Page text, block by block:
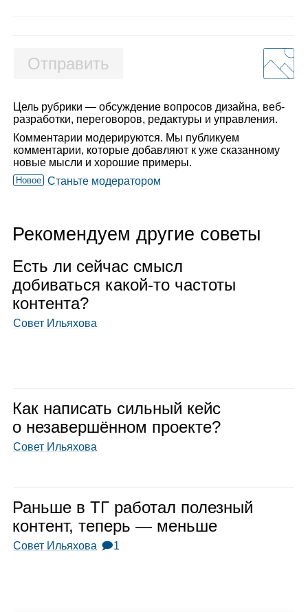
Отправить
Цель рубрики — обсуждение вопросов дизайна, веб-
разработки, переговоров, редактуры и управления.
Комментарии модерируются. Мы публикуем
комментарии, которые добавляют к уже сказанному
новые мысли и хорошие примеры.
Новое Станьте модератором
Рекомендуем другие советы
Есть ли сей­час смысл
доби­ваться какой‑то частоты
кон­тента?
Совет Ильяхова
Как напи­сать силь­ный кейс
о неза­вер­шён­ном про­екте?
Совет Ильяхова
Раньше в ТГ рабо­тал полез­ный
кон­тент, теперь — меньше
Совет Ильяхова 🗩1